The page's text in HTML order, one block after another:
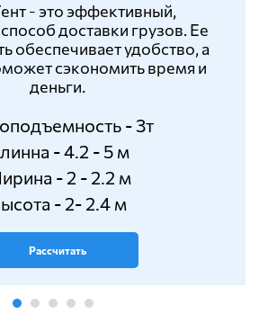
- это эффективный,
доставки грузов. Ее
обеспечивает удобство, а
сэкономить время и
деньги.
- 3т
- 4.2 - 5 м
- 2 - 2.2 м
- 2- 2.4 м
Рассчитать